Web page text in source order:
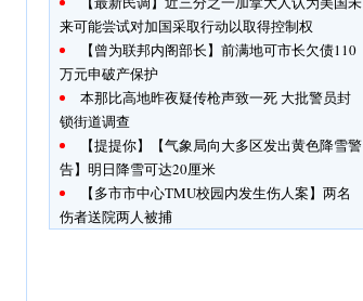
来可能尝试对加国采取行动以取得控制权
【曾为联邦内阁部长】前满地可市长欠债110
万元申破产保护
本那比高地昨夜疑传枪声致一死 大批警员封
锁街道调查
【提提你】【气象局向大多区发出黄色降雪警
告】明日降雪可达20厘米
【多市市中心TMU校园内发生伤人案】两名
伤者送院两人被捕